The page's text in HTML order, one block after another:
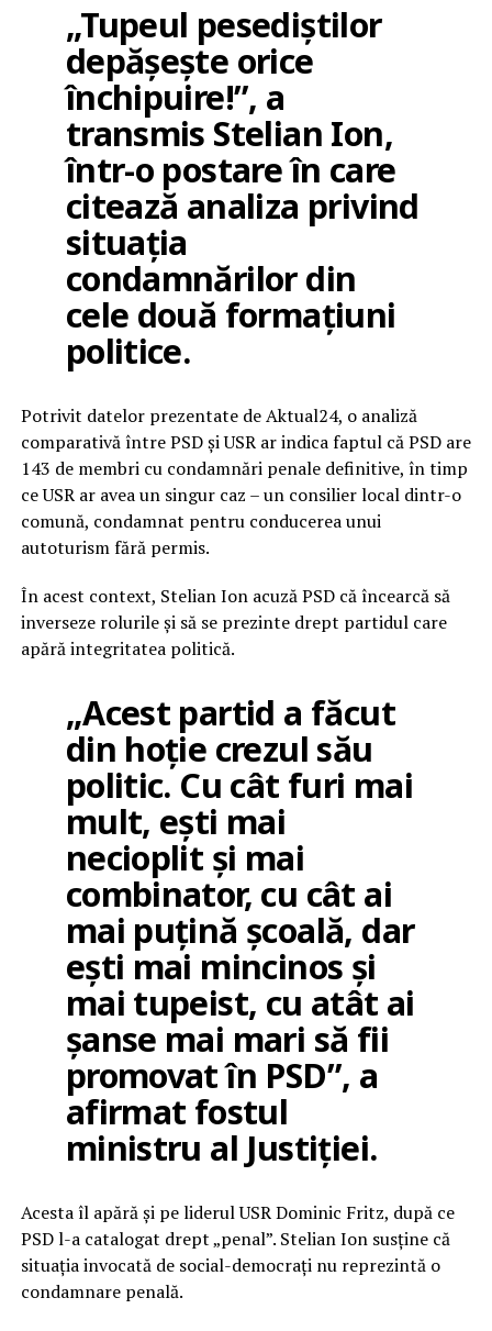
„Tupeul pesediștilor
depășește orice
închipuire!”, a
transmis Stelian Ion,
într-o postare în care
citează analiza privind
situația
condamnărilor din
cele două formațiuni
politice.
Potrivit datelor prezentate de Aktual24, o analiză
comparativă între PSD și USR ar indica faptul că PSD are
143 de membri cu condamnări penale definitive, în timp
ce USR ar avea un singur caz – un consilier local dintr-o
comună, condamnat pentru conducerea unui
autoturism fără permis.
În acest context, Stelian Ion acuză PSD că încearcă să
inverseze rolurile și să se prezinte drept partidul care
apără integritatea politică.
„Acest partid a făcut
din hoție crezul său
politic. Cu cât furi mai
mult, ești mai
necioplit și mai
combinator, cu cât ai
mai puțină școală, dar
ești mai mincinos și
mai tupeist, cu atât ai
șanse mai mari să fii
promovat în PSD”, a
afirmat fostul
ministru al Justiției.
Acesta îl apără și pe liderul USR Dominic Fritz, după ce
PSD l-a catalogat drept „penal”. Stelian Ion susține că
situația invocată de social-democrați nu reprezintă o
condamnare penală.